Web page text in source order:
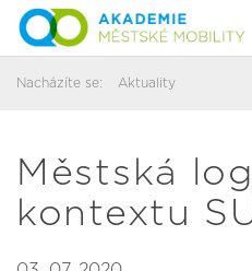
Nacházíte se: Aktuality
Městská
kontextu